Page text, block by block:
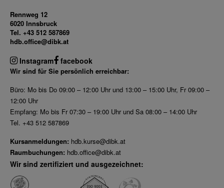
Rennweg 12
6020 Innsbruck
Tel. +43 512 587869
hdb.office@dibk.at
Instagram facebook
Wir sind für Sie persönlich erreichbar:
Büro: Mo bis Do 09:00 – 12:00 Uhr und 13:00 – 15:00 Uhr, Fr 09:00 –
12:00 Uhr
Empfang: Mo bis Fr 07:30 – 19:00 Uhr und Sa 08:00 – 14:00 Uhr
Tel. +43 512 587869
Kursanmeldungen: hdb.kurse@dibk.at
Raumbuchungen: hdb.office@dibk.at
Wir sind zertifiziert und ausgezeichnet: